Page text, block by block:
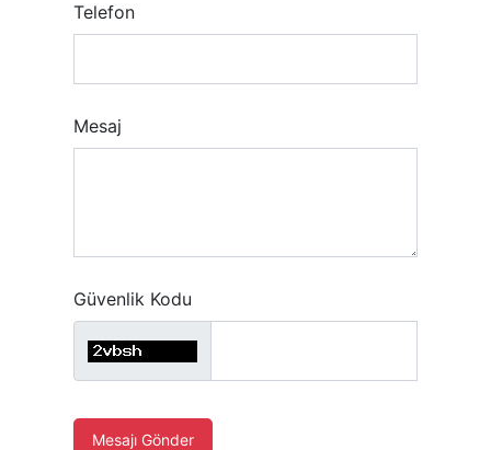
Telefon
Mesaj
Güvenlik Kodu
Mesajı Gönder